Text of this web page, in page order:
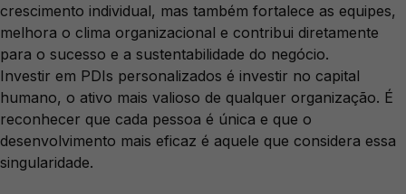
crescimento individual, mas também fortalece as equipes,
melhora o clima organizacional e contribui diretamente
para o sucesso e a sustentabilidade do negócio.
Investir em PDIs personalizados é investir no capital
humano, o ativo mais valioso de qualquer organização. É
reconhecer que cada pessoa é única e que o
desenvolvimento mais eficaz é aquele que considera essa
singularidade.